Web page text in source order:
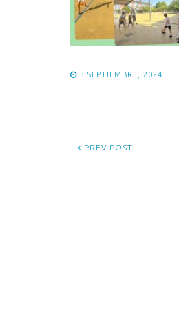
3 SEPTIEMBRE, 2024
PREV POST